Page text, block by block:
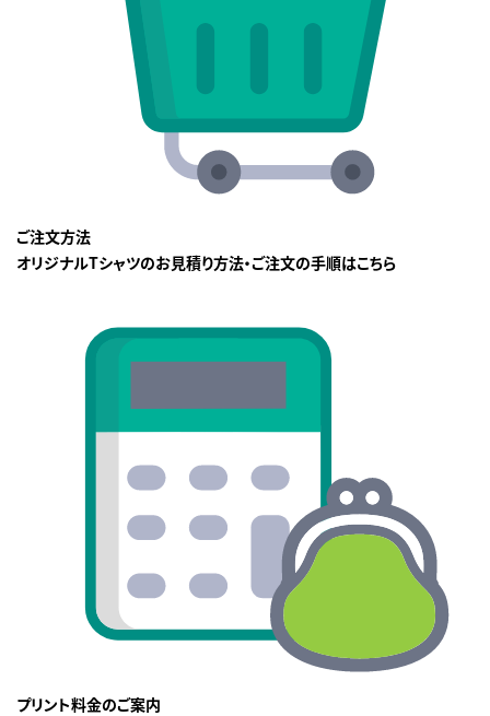
ご注文方法
オリジナルTシャツのお見積り方法・ご注文の手順はこちら
プリント料金のご案内